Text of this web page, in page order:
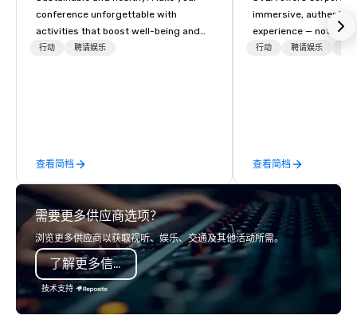
conference unforgettable with
activities that boost well-being and
lower carbon footprints. Explore the
行动 聘请娱乐
查看简档
immersive, authentic
experience — not a
transformation. We
offsites. Whether
think like a Silicon
explore the mindsets
world's fastest-
or walk away with a
innovation playbook,
Fully customizable by
行动 聘请娱乐
查看简档
需要更多供应商选项？
浏览更多供应商以获取视听、娱乐、交通及其他活动所需。
了解更多信息
技术支持